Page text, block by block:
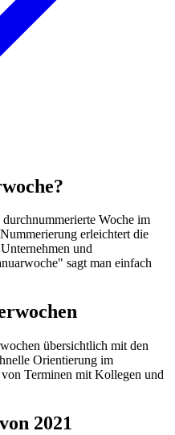
Woche im
erleichtert die
und
sagt man einfach
übersichtlich mit den
Orientierung im
Terminen mit Kollegen und
2021